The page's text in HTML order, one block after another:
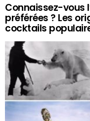
Connaissez-vous
préférées ? Les
cocktails